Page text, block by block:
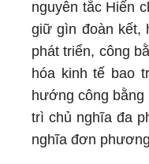
nguyên tắc Hiến
giữ gìn đoàn kết,
phát triển, công
hóa kinh tế bao
hướng công
trì chủ nghĩa đa
nghĩa đơn